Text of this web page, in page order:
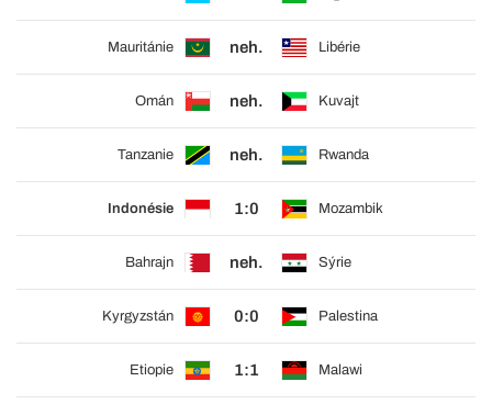
Mauritánie neh. Libérie
Omán neh. Kuvajt
Tanzanie neh. Rwanda
Indonésie 1:0 Mozambik
Bahrajn neh. Sýrie
Kyrgyzstán 0:0 Palestina
Etiopie 1:1 Malawi